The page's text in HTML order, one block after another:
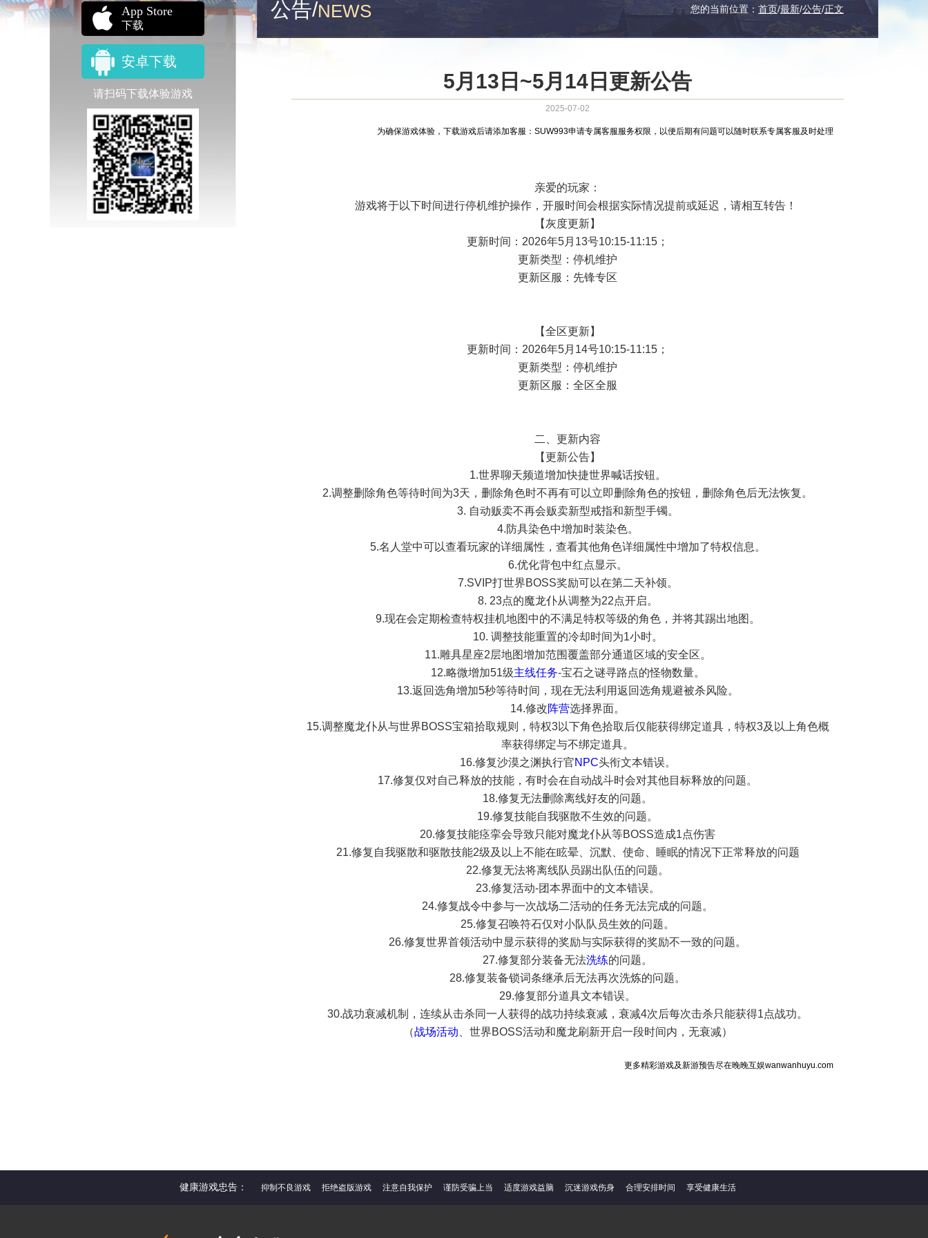
App Store
下载
安卓下载
请扫码下载体验游戏
公告/NEWS 您的当前位置： 首页/最新/公告/正文
5月13日~5月14日更新公告
2025-07-02
为确保游戏体验，下载游戏后请添加客服：SUW993申请专属客服服务权限，以便后期有问题可以随时联系专属客服及时处理
亲爱的玩家：
游戏将于以下时间进行停机维护操作，开服时间会根据实际情况提前或延迟，请相互转告！
【灰度更新】
更新时间：2026年5月13号10:15-11:15；
更新类型：停机维护
更新区服：先锋专区
【全区更新】
更新时间：2026年5月14号10:15-11:15；
更新类型：停机维护
更新区服：全区全服
二、更新内容
【更新公告】
1.世界聊天频道增加快捷世界喊话按钮。
2.调整删除角色等待时间为3天，删除角色时不再有可以立即删除角色的按钮，删除角色后无法恢复。
3. 自动贩卖不再会贩卖新型戒指和新型手镯。
4.防具染色中增加时装染色。
5.名人堂中可以查看玩家的详细属性，查看其他角色详细属性中增加了特权信息。
6.优化背包中红点显示。
7.SVIP打世界BOSS奖励可以在第二天补领。
8. 23点的魔龙仆从调整为22点开启。
9.现在会定期检查特权挂机地图中的不满足特权等级的角色，并将其踢出地图。
10. 调整技能重置的冷却时间为1小时。
11.雕具星座2层地图增加范围覆盖部分通道区域的安全区。
12.略微增加51级主线任务-宝石之谜寻路点的怪物数量。
13.返回选角增加5秒等待时间，现在无法利用返回选角规避被杀风险。
14.修改阵营选择界面。
15.调整魔龙仆从与世界BOSS宝箱拾取规则，特权3以下角色拾取后仅能获得绑定道具，特权3及以上角色概
率获得绑定与不绑定道具。
16.修复沙漠之渊执行官NPC头衔文本错误。
17.修复仅对自己释放的技能，有时会在自动战斗时会对其他目标释放的问题。
18.修复无法删除离线好友的问题。
19.修复技能自我驱散不生效的问题。
20.修复技能痉挛会导致只能对魔龙仆从等BOSS造成1点伤害
21.修复自我驱散和驱散技能2级及以上不能在眩晕、沉默、使命、睡眠的情况下正常释放的问题
22.修复无法将离线队员踢出队伍的问题。
23.修复活动-团本界面中的文本错误。
24.修复战令中参与一次战场二活动的任务无法完成的问题。
25.修复召唤符石仅对小队队员生效的问题。
26.修复世界首领活动中显示获得的奖励与实际获得的奖励不一致的问题。
27.修复部分装备无法洗练的问题。
28.修复装备锁词条继承后无法再次洗炼的问题。
29.修复部分道具文本错误。
30.战功衰减机制，连续从击杀同一人获得的战功持续衰减，衰减4次后每次击杀只能获得1点战功。
（战场活动 、世界BOSS活动和魔龙刷新开启一段时间内，无衰减）
更多精彩游戏及新游预告尽在晚晚互娱wanwanhuyu.com
健康游戏忠告： 抑制不良游戏 拒绝盗版游戏 注意自我保护 谨防受骗上当 适度游戏益脑 沉迷游戏伤身 合理安排时间 享受健康生活